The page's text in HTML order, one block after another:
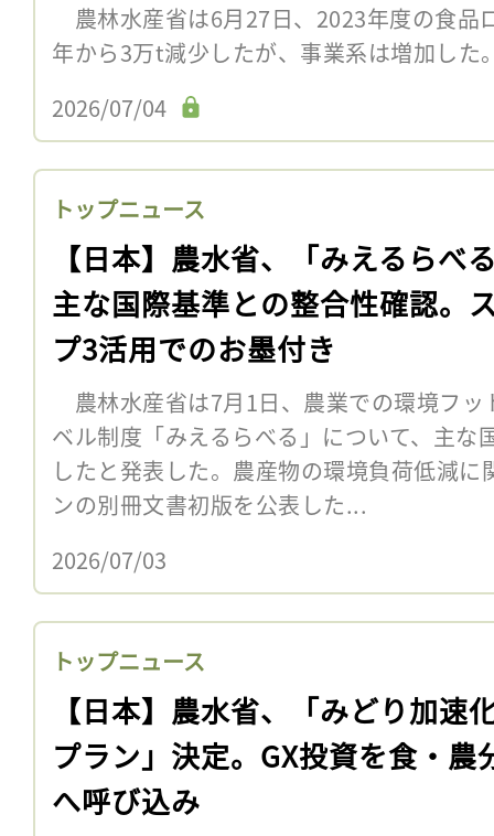
農林水産省は6月27日、2023年度の食品
年から3万t減少したが、事業系は増加し
2026/07/04
トップニュース
【日本】農水省、「みえるらべ
主な国際基準との整合性確認。
プ3活用でのお墨付き
農林水産省は7月1日、農業での環境フッ
ベル制度「みえるらべる」について、主な
したと発表した。農産物の環境負荷低減
ンの別冊文書初版を公表した...
2026/07/03
トップニュース
【日本】農水省、「みどり加速
プラン」決定。GX投資を食・農
へ呼び込み